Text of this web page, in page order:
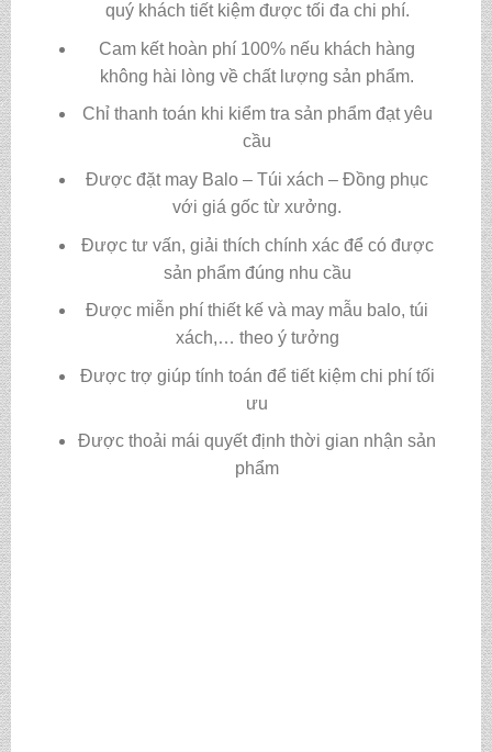
quý khách tiết kiệm được tối đa chi phí.
Cam kết hoàn phí 100% nếu khách hàng
không hài lòng về chất lượng sản phẩm.
Chỉ thanh toán khi kiểm tra sản phẩm đạt yêu
cầu
Được đặt may Balo – Túi xách – Đồng phục
với giá gốc từ xưởng.
Được tư vấn, giải thích chính xác để có được
sản phẩm đúng nhu cầu
Được miễn phí thiết kế và may mẫu balo, túi
xách,… theo ý tưởng
Được trợ giúp tính toán để tiết kiệm chi phí tối
ưu
Được thoải mái quyết định thời gian nhận sản
phẩm